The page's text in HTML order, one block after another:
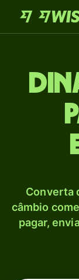
Converta
câmbio
pagar,